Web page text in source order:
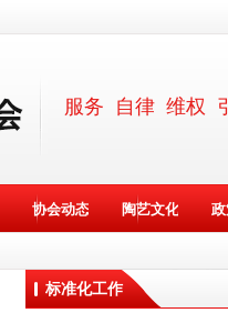
协会动态 陶艺文化
服务 自律 维权
标准化工作